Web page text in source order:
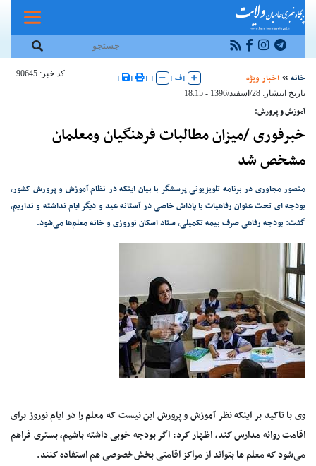
خانه اخبار ویژه |ف |
|
|
|
|
کد خبر: 90645
تاریخ انتشار: 28/اسفند/1396 - 18:15
آموزش و پرورش:
خبرفوری /میزان مطالبات فرهنگیان ومعلمان
مشخص شد
منصور مجاوری در برنامه تلویزیونی پرسشگر با بیان اینکه در نظام آموزش و پرورش کشور،
بودجه ای تحت عنوان رفاهیات یا پاداش خاصی در آستانه عید و دیگر ایام نداشته و نداریم,
گفت: بودجه رفاهی صرف بیمه تکمیلی، ستاد اسکان نوروزی و خانه معلم‌ها می‌شود.
وی با تاکید بر اینکه نظر آموزش و پرورش این نیست که معلم را در ایام نوروز برای
اقامت روانه مدارس کند, اظهار کرد: اگر بودجه خوبی داشته باشیم، بستری فراهم
می‌شود که معلم ها بتواند از مراکز اقامتی بخش‌خصوصی هم استفاده کنند.